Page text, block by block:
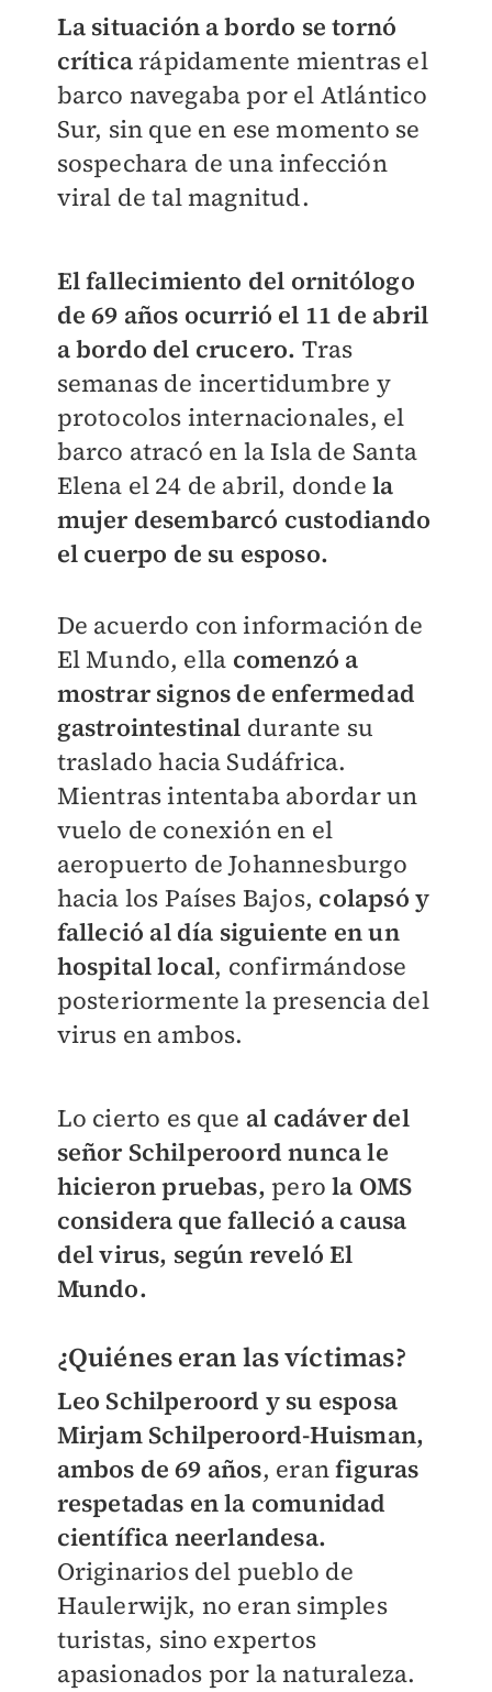
La situación a bordo se tornó
críticarápidamente mientras el
barco navegaba por el Atlántico
Sur, sin que en ese momento se
sospechara de una infección
viral de tal magnitud.
El fallecimiento del ornitólogo
de 69 años ocurrió el 11 de abril
a bordo del crucero. Tras
semanas de incertidumbre y
protocolos internacionales, el
barco atracó en la Isla de Santa
Elena el 24 de abril, dondela
mujer desembarcó custodiando
el cuerpo de su esposo.
De acuerdo con información de
El Mundo, ella comenzó a
mostrar signos de enfermedad
gastrointestinal durante su
traslado hacia Sudáfrica.
Mientras intentaba abordar un
vuelo de conexión en el
aeropuerto de Johannesburgo
hacia los Países Bajos, colapsó y
falleció al día siguiente en un
hospital local, confirmándose
posteriormente la presencia del
virus en ambos.
Lo cierto es que al cadáver del
señor Schilperoord nunca le
hicieron pruebas, perola OMS
considera que falleció a causa
del virus, según reveló El
Mundo.
¿Quiénes eran las víctimas?
Leo Schilperoord y su esposa
Mirjam Schilperoord-Huisman,
ambos de 69 años, eranfiguras
respetadas en la comunidad
científica neerlandesa.
Originarios del pueblo de
Haulerwijk, no eran simples
turistas, sino expertos
apasionados por la naturaleza.